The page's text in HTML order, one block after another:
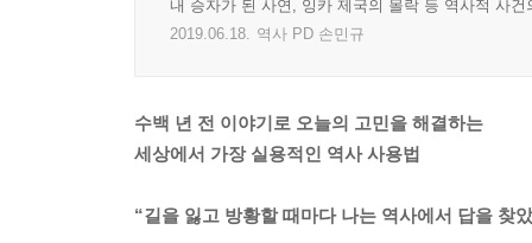
내 승자가 된 사연, 잉카 제국의 몰락 등 역사적 사
2019.06.18. 역사 PD 손민규
수백 년 전 이야기로 오늘의 고민을 해결하는
세상에서 가장 실용적인 역사 사용법
“길을 잃고 방황할 때마다 나는 역사에서 답을 찾